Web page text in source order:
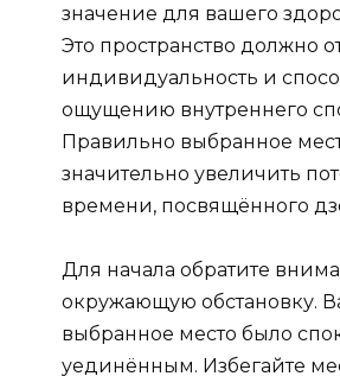
значение для вашего
Это пространство должно
индивидуальность и
ощущению внутреннего
Правильно выбранное
значительно увеличить
времени, посвящённого
Для начала обратите
окружающую обстановку.
выбранное место было
уединённым. Избегайте